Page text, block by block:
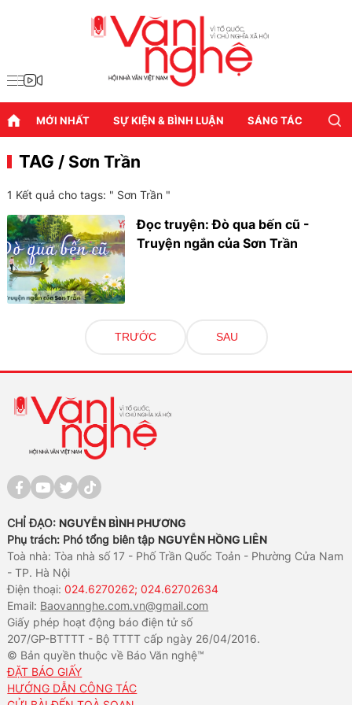
MỚI NHẤT SỰ KIỆN & BÌNH LUẬN SÁNG TÁC
TAG / Sơn Trần
1 Kết quả cho tags: " Sơn Trần "
Đọc truyện: Đò qua bến cũ -
Truyện ngắn của Sơn Trần
TRƯỚC SAU
CHỈ ĐẠO: NGUYỄN BÌNH PHƯƠNG
Phụ trách: Phó tổng biên tập NGUYỄN HỒNG LIÊN
Toà nhà: Tòa nhà số 17 - Phố Trần Quốc Toản - Phường Cửa Nam
- TP. Hà Nội
Điện thoại:024.6270262; 024.62702634
Email: Baovannghe.com.vn@gmail.com
Giấy phép hoạt động báo điện tử số
207/GP-BTTTT - Bộ TTTT cấp ngày 26/04/2016.
© Bản quyền thuộc về Báo Văn nghệ™
ĐẶT BÁO GIẤY
HƯỚNG DẪN CÔNG TÁC